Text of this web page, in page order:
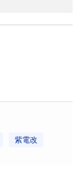
紫電改